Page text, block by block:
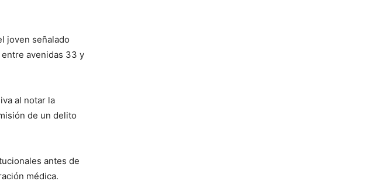
joven señalado
avenidas 33 y
al notar la
de un delito
antes de
médica.